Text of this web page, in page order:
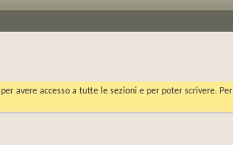
per avere accesso a tutte le sezioni e per poter scrivere.